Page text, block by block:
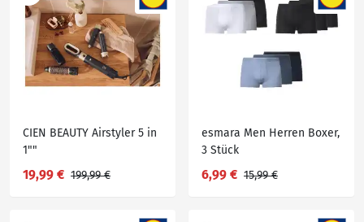
CIEN BEAUTY Airstyler 5 in
1""
19,99 € 199,99 €
esmara Men Herren Boxer,
3 Stück
6,99 € 15,99 €